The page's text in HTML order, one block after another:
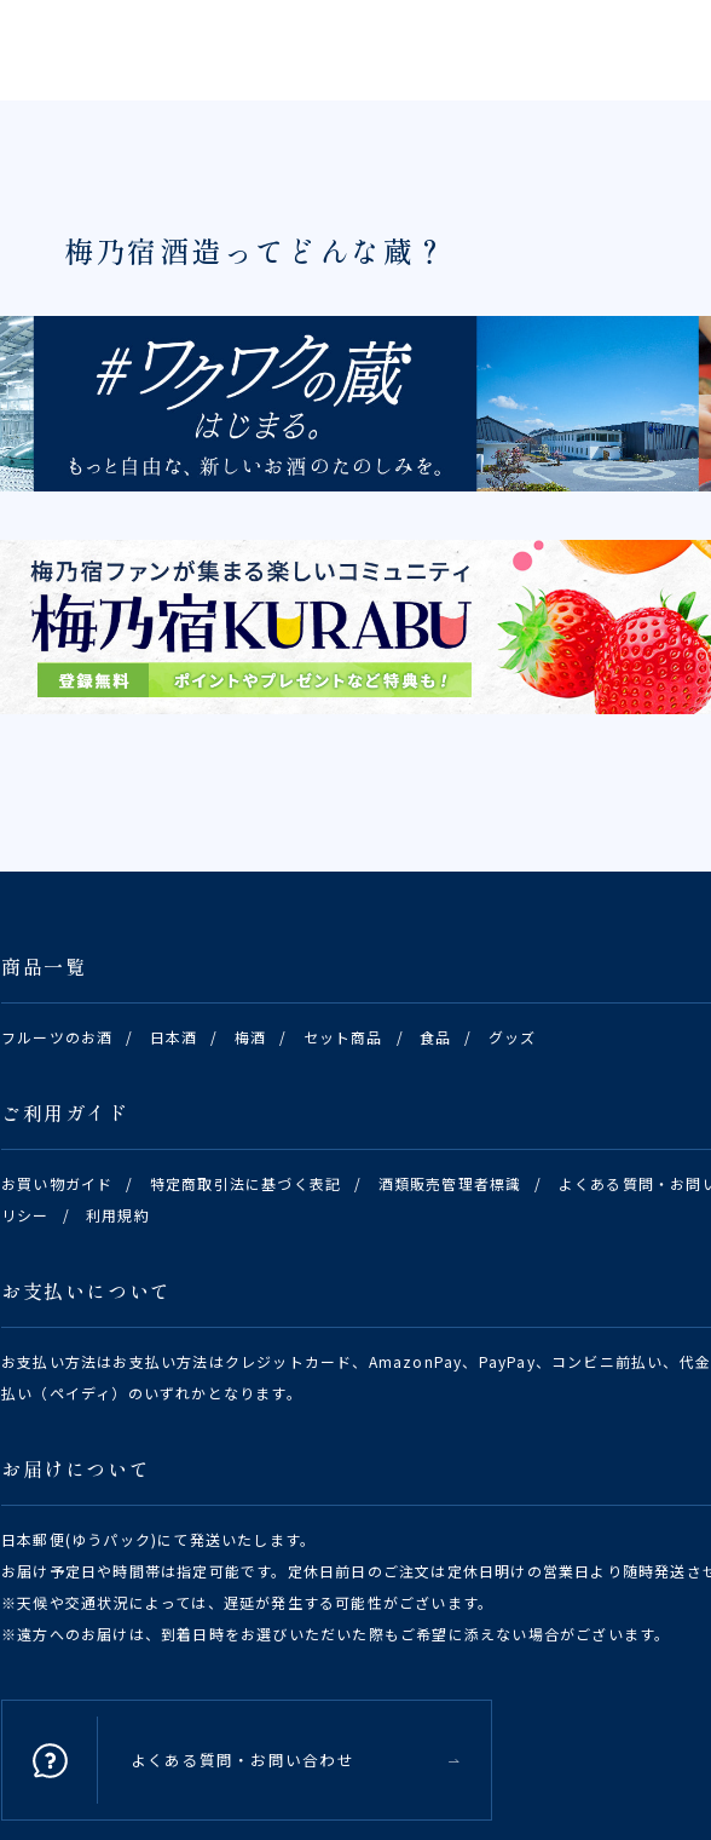
梅乃宿酒造ってどんな蔵？
商品一覧
フルーツのお酒 / 日本酒 / 梅酒 / セット商品 / 食品 / グッズ
ご利用ガイド
お買い物ガイド / 特定商取引法に基づく表記 / 酒類販売管理者標識 / よくある質問・お問
リシー
/ 利用規約
お支払いについて
お支払い方法はお支払い方法はクレジットカード、AmazonPay、PayPay、コンビニ前払い、代
払い（ペイディ）のいずれかとなります。
お届けについて
日本郵便(ゆうパック)にて発送いたします。
お届け予定日や時間帯は指定可能です。定休日前日のご注文は定休日明けの営業日より随時発送さ
※天候や交通状況によっては、遅延が発生する可能性がございます。
※遠方へのお届けは、到着日時をお選びいただいた際もご希望に添えない場合がございます。
よくある質問・お問い合わせ